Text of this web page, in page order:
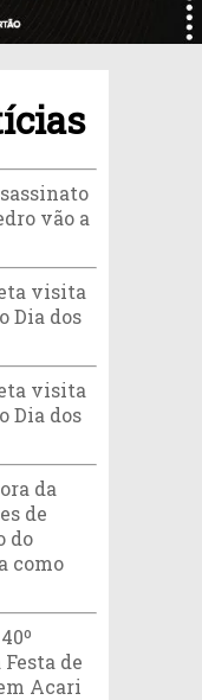
vão a
visita
Dia dos
visita
Dia dos
da
de
do
como
de
Acari